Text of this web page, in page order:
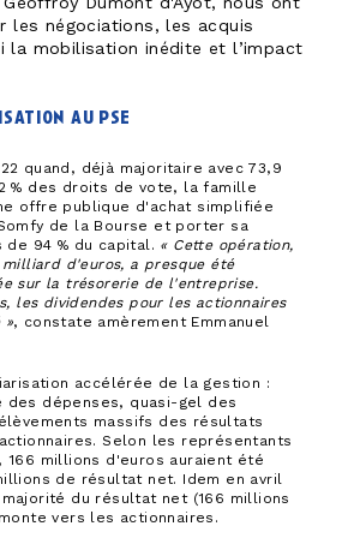
les négociations, les acquis
la mobilisation inédite et l’impact
au pse
quand, déjà majoritaire avec 73,9
% des droits de vote, la famille
offre publique d'achat simplifiée
de la Bourse et porter sa
94 % du capital. « Cette opération,
milliard d'euros, a presque été
sur la trésorerie de l'entreprise.
les dividendes pour les actionnaires
», constate amèrement Emmanuel
accélérée de la gestion :
des dépenses, quasi-gel des
massifs des résultats
Selon les représentants
166 millions d'euros auraient été
de résultat net. Idem en avril
du résultat net (166 millions
vers les actionnaires.